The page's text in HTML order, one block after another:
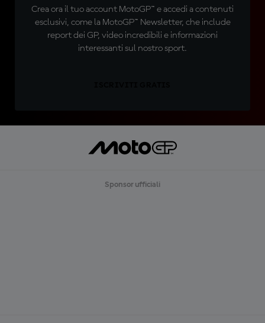
Crea ora il tuo account MotoGP™ e accedi a contenuti
esclusivi, come la MotoGP™ Newsletter, che include
report dei GP, video incredibili e informazioni
interessanti sul nostro sport.
Sponsor ufficiali